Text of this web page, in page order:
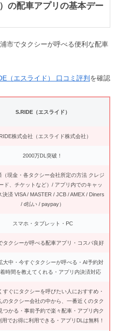
の配車アプリの基本デー
（エスライド） 口コミ評判 を確認
S.RIDE（エスライド）
株式会社（エスライド株式会社）
2000万DL突破！
（現金・各タクシー会社所定の方法 クレジ
ド、チケットなど）/ アプリ内でのキャッ
決済 VISA / MASTER / JCB / AMEX / Diners
/ d払い / paypay）
スマホ・タブレット・PC
タクシーが呼べる配車アプリ・コスパ良好
大中・今すぐタクシーが呼べる・AI予約対
時間を教えてくれる・アプリ内決済対応
すぐにタクシーを呼びたい人におすすめ・
のタクシー会社の中から、一番近くのタク
つかる・事前予約で楽々配車・アプリ内ク
用でお得に利用できる・アプリDLは無料！